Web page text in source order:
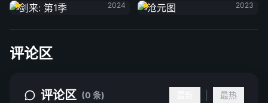
2024
2023
评论区
评论区 (0 条) 最热